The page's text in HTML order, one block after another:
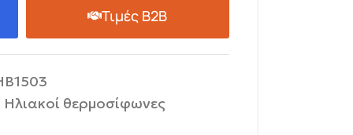
Τιμές B2B
Ηλιακοί θερμοσίφωνες